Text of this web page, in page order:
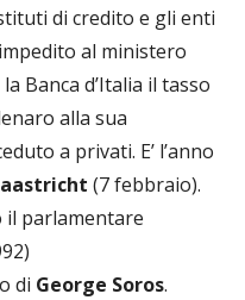
di credito e gli enti
al ministero
Banca d’Italia il tasso
alla sua
a privati. E’ l’anno
(7 febbraio).
il parlamentare
di George Soros.